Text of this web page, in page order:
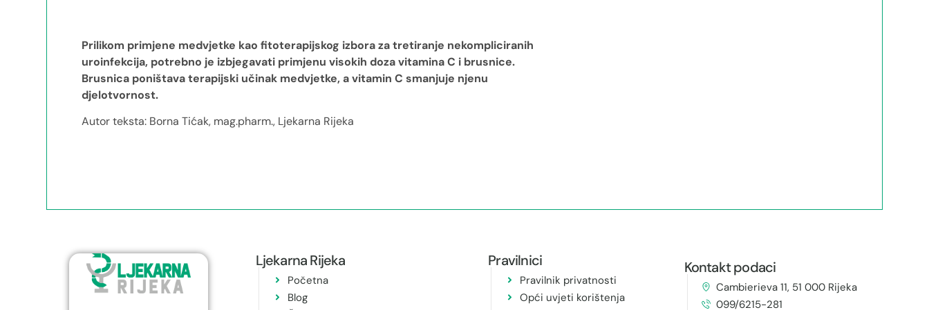
Prilikom primjene medvjetke kao fitoterapijskog izbora za tretiranje nekompliciranih
uroinfekcija, potrebno je izbjegavati primjenu visokih doza vitamina C i brusnice.
Brusnica poništava terapijski učinak medvjetke, a vitamin C smanjuje njenu
djelotvornost.
Autor teksta: Borna Tićak, mag.pharm., Ljekarna Rijeka
Ljekarna Rijeka
Početna
Blog
Pravilnici
Pravilnik privatnosti
Opći uvjeti korištenja
Kontakt podaci
Cambierieva 11, 51 000 Rijeka
099/6215-281